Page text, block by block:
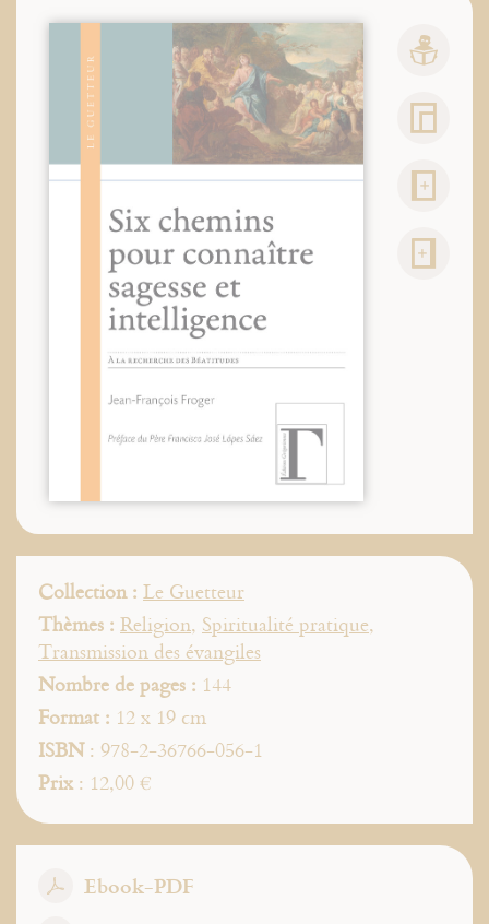
Collection : Le Guetteur
Thèmes : Religion, Spiritualité pratique,
Transmission des évangiles
Nombre de pages : 144
Format : 12 x 19 cm
ISBN: 978-2-36766-056-1
Prix: 12,00 €
Ebook-PDF